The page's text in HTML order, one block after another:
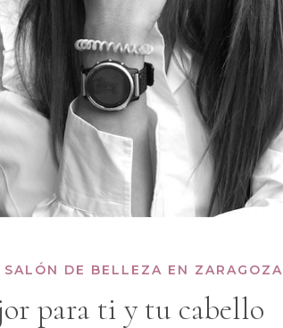
SALÓN DE BELLEZA EN ZARAGOZA
para ti y tu cabello